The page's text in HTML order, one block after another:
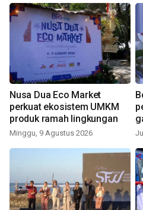
Nusa Dua Eco Market
perkuat ekosistem UMKM
produk ramah lingkungan
Minggu, 9 Agustus 2026